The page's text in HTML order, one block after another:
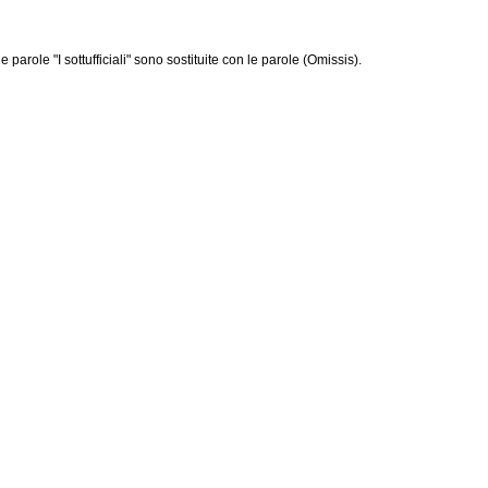
"I sottufficiali" sono sostituite con le parole (Omissis).